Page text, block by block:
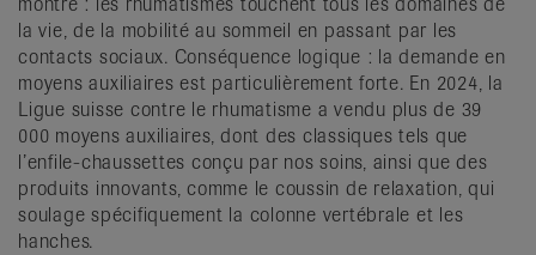
la vie, de la mobilité au sommeil en passant par les
contacts sociaux. Conséquence logique : la demande en
moyens auxiliaires est particulièrement forte. En 2024, la
Ligue suisse contre le rhumatisme a vendu plus de 39
000 moyens auxiliaires, dont des classiques tels que
l’enfile-chaussettes conçu par nos soins, ainsi que des
produits innovants, comme le coussin de relaxation, qui
soulage spécifiquement la colonne vertébrale et les
hanches.